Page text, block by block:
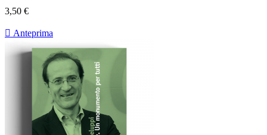
3,50 €
 Anteprima